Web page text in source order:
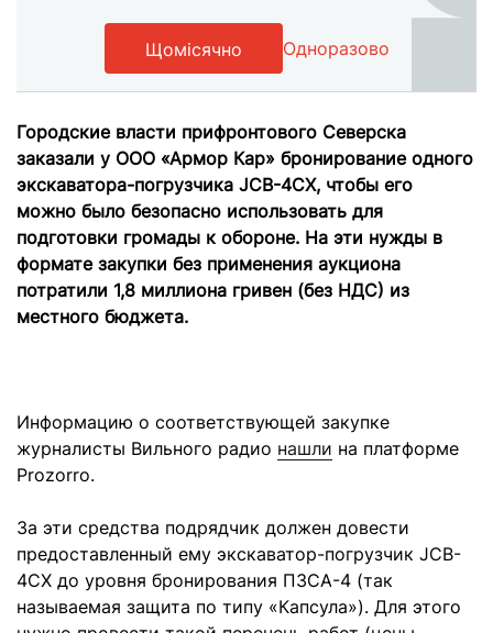
Щомісячно Одноразово
Городские власти прифронтового Северска
заказали у ООО «Армор Кар» бронирование одного
экскаватора-погрузчика JCB-4CX, чтобы его
можно было безопасно использовать для
подготовки громады к обороне. На эти нужды в
формате закупки без применения аукциона
потратили 1,8 миллиона гривен (без НДС) из
местного бюджета.
Информацию о соответствующей закупке
журналисты Вильного радио нашли на платформе
Prozorro.
За эти средства подрядчик должен довести
предоставленный ему экскаватор-погрузчик JCB-
4CX до уровня бронирования ПЗСА-4 (так
называемая защита по типу «Капсула»). Для этого